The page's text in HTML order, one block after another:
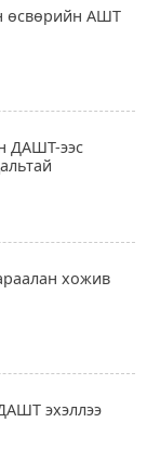
өсвөрийн АШТ
ДАШТ-ээс
хожив
эхэллээ